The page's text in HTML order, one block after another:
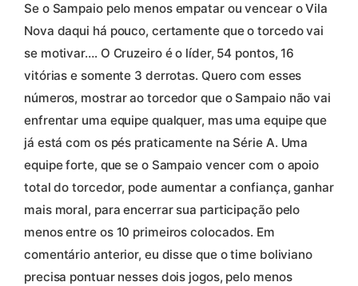
Se o Sampaio pelo menos empatar ou vencear o Vila
Nova daqui há pouco, certamente que o torcedo vai
se motivar…. O Cruzeiro é o líder, 54 pontos, 16
vitórias e somente 3 derrotas. Quero com esses
números, mostrar ao torcedor que o Sampaio não vai
enfrentar uma equipe qualquer, mas uma equipe que
já está com os pés praticamente na Série A. Uma
equipe forte, que se o Sampaio vencer com o apoio
total do torcedor, pode aumentar a confiança, ganhar
mais moral, para encerrar sua participação pelo
menos entre os 10 primeiros colocados. Em
comentário anterior, eu disse que o time boliviano
precisa pontuar nesses dois jogos, pelo menos